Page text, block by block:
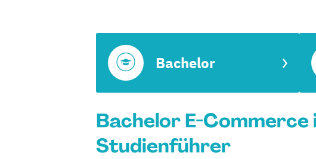
Bachelor
Bachelor E-
Studienführer